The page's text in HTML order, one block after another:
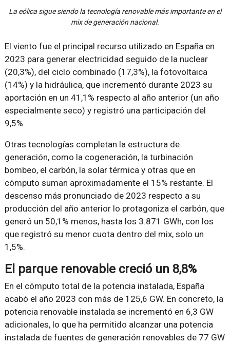
La eólica sigue siendo la tecnología renovable más importante en el
mix de generación nacional.
El viento fue el principal recurso utilizado en España en
2023 para generar electricidad seguido de la nuclear
(20,3%), del ciclo combinado (17,3%), la fotovoltaica
(14%) y la hidráulica, que incrementó durante 2023 su
aportación en un 41,1% respecto al año anterior (un año
especialmente seco) y registró una participación del
9,5%.
Otras tecnologías completan la estructura de
generación, como la cogeneración, la turbinación
bombeo, el carbón, la solar térmica y otras que en
cómputo suman aproximadamente el 15% restante. El
descenso más pronunciado de 2023 respecto a su
producción del año anterior lo protagoniza el carbón, que
generó un 50,1% menos, hasta los 3.871 GWh, con los
que registró su menor cuota dentro del mix, solo un
1,5%.
El parque renovable creció un 8,8%
En el cómputo total de la potencia instalada, España
acabó el año 2023 con más de 125,6 GW. En concreto, la
potencia renovable instalada se incrementó en 6,3 GW
adicionales, lo que ha permitido alcanzar una potencia
instalada de fuentes de generación renovables de 77 GW